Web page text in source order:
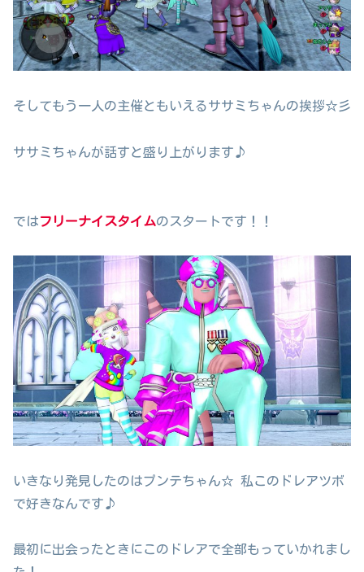
そしてもう一人の主催ともいえるササミちゃんの挨拶☆彡
ササミちゃんが話すと盛り上がります♪
ではフリーナイスタイムのスタートです！！
いきなり発見したのはプンテちゃん☆ 私このドレアツボ
で好きなんです♪
最初に出会ったときにこのドレアで全部もっていかれまし